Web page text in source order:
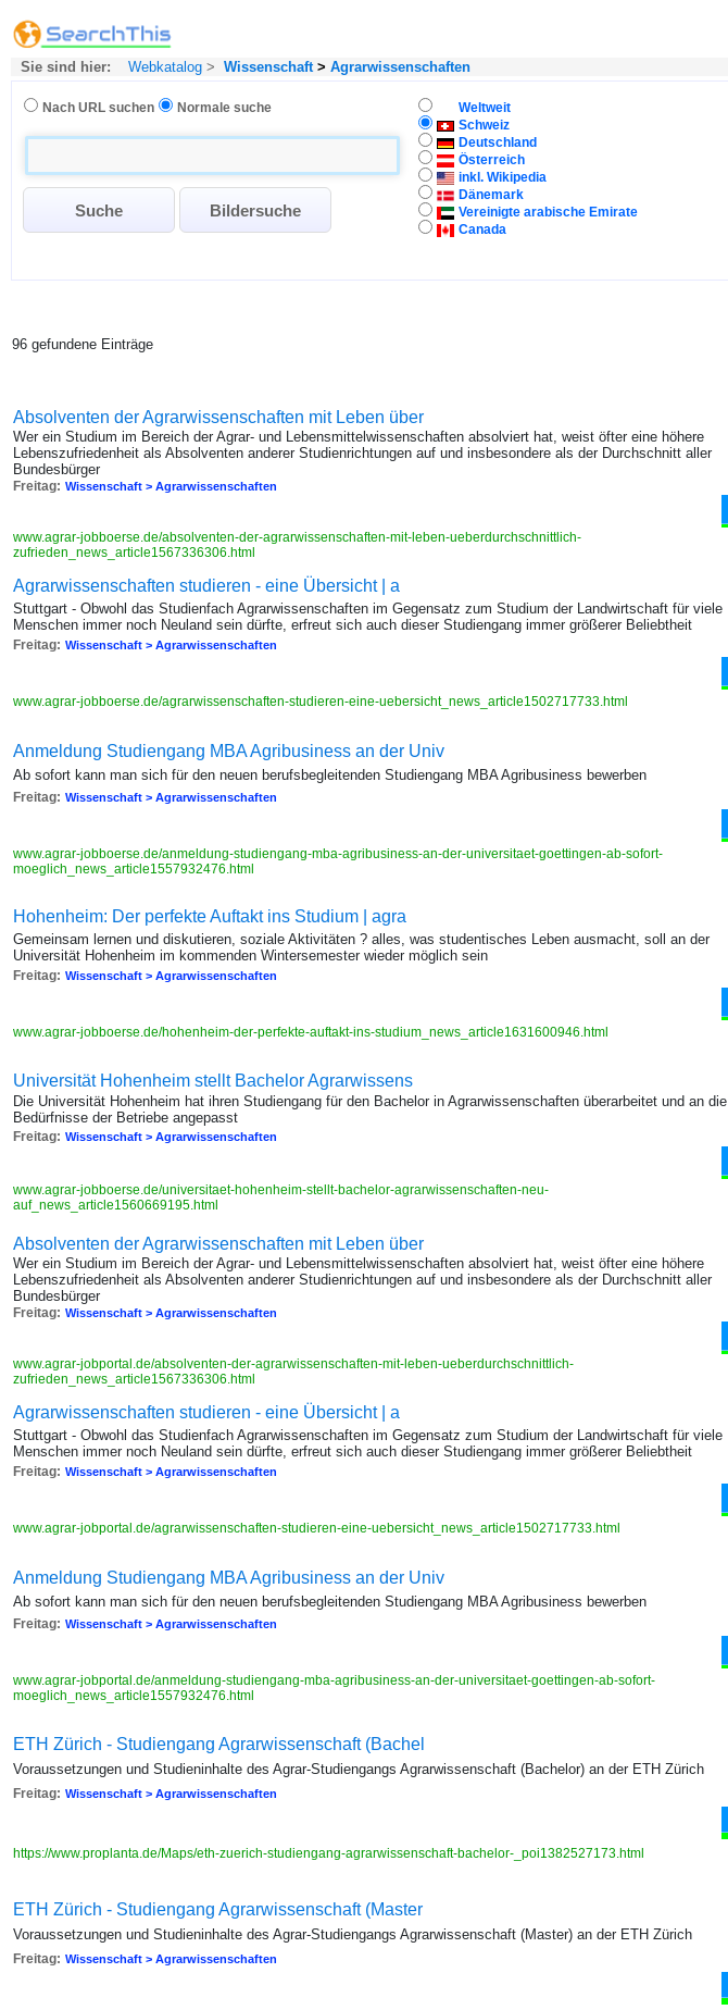
Sie sind hier: Webkatalog > Wissenschaft> Agrarwissenschaften
Nach URL suchen Normale suche
Weltweit
Schweiz
Deutschland
Österreich
inkl. Wikipedia
Dänemark
Vereinigte arabische Emirate
Canada
96 gefundene Einträge
Absolventen der Agrarwissenschaften mit Leben über
Wer ein Studium im Bereich der Agrar- und Lebensmittelwissenschaften absolviert hat, weist öfter eine höhere
Lebenszufriedenheit als Absolventen anderer Studienrichtungen auf und insbesondere als der Durchschnitt aller
Bundesbürger
Freitag: Wissenschaft > Agrarwissenschaften
www.agrar-jobboerse.de/absolventen-der-agrarwissenschaften-mit-leben-ueberdurchschnittlich-
zufrieden_news_article1567336306.html
Agrarwissenschaften studieren - eine Übersicht | a
Stuttgart - Obwohl das Studienfach Agrarwissenschaften im Gegensatz zum Studium der Landwirtschaft für viele
Menschen immer noch Neuland sein dürfte, erfreut sich auch dieser Studiengang immer größerer Beliebtheit
Freitag: Wissenschaft > Agrarwissenschaften
www.agrar-jobboerse.de/agrarwissenschaften-studieren-eine-uebersicht_news_article1502717733.html
Anmeldung Studiengang MBA Agribusiness an der Univ
Ab sofort kann man sich für den neuen berufsbegleitenden Studiengang MBA Agribusiness bewerben
Freitag: Wissenschaft > Agrarwissenschaften
www.agrar-jobboerse.de/anmeldung-studiengang-mba-agribusiness-an-der-universitaet-goettingen-ab-sofort-
moeglich_news_article1557932476.html
Hohenheim: Der perfekte Auftakt ins Studium | agra
Gemeinsam lernen und diskutieren, soziale Aktivitäten ? alles, was studentisches Leben ausmacht, soll an der
Universität Hohenheim im kommenden Wintersemester wieder möglich sein
Freitag: Wissenschaft > Agrarwissenschaften
www.agrar-jobboerse.de/hohenheim-der-perfekte-auftakt-ins-studium_news_article1631600946.html
Universität Hohenheim stellt Bachelor Agrarwissens
Die Universität Hohenheim hat ihren Studiengang für den Bachelor in Agrarwissenschaften überarbeitet und an die
Bedürfnisse der Betriebe angepasst
Freitag: Wissenschaft > Agrarwissenschaften
www.agrar-jobboerse.de/universitaet-hohenheim-stellt-bachelor-agrarwissenschaften-neu-
auf_news_article1560669195.html
Absolventen der Agrarwissenschaften mit Leben über
Wer ein Studium im Bereich der Agrar- und Lebensmittelwissenschaften absolviert hat, weist öfter eine höhere
Lebenszufriedenheit als Absolventen anderer Studienrichtungen auf und insbesondere als der Durchschnitt aller
Bundesbürger
Freitag: Wissenschaft > Agrarwissenschaften
www.agrar-jobportal.de/absolventen-der-agrarwissenschaften-mit-leben-ueberdurchschnittlich-
zufrieden_news_article1567336306.html
Agrarwissenschaften studieren - eine Übersicht | a
Stuttgart - Obwohl das Studienfach Agrarwissenschaften im Gegensatz zum Studium der Landwirtschaft für viele
Menschen immer noch Neuland sein dürfte, erfreut sich auch dieser Studiengang immer größerer Beliebtheit
Freitag: Wissenschaft > Agrarwissenschaften
www.agrar-jobportal.de/agrarwissenschaften-studieren-eine-uebersicht_news_article1502717733.html
Anmeldung Studiengang MBA Agribusiness an der Univ
Ab sofort kann man sich für den neuen berufsbegleitenden Studiengang MBA Agribusiness bewerben
Freitag: Wissenschaft > Agrarwissenschaften
www.agrar-jobportal.de/anmeldung-studiengang-mba-agribusiness-an-der-universitaet-goettingen-ab-sofort-
moeglich_news_article1557932476.html
ETH Zürich - Studiengang Agrarwissenschaft (Bachel
Voraussetzungen und Studieninhalte des Agrar-Studiengangs Agrarwissenschaft (Bachelor) an der ETH Zürich
Freitag: Wissenschaft > Agrarwissenschaften
https://www.proplanta.de/Maps/eth-zuerich-studiengang-agrarwissenschaft-bachelor-_poi1382527173.html
ETH Zürich - Studiengang Agrarwissenschaft (Master
Voraussetzungen und Studieninhalte des Agrar-Studiengangs Agrarwissenschaft (Master) an der ETH Zürich
Freitag: Wissenschaft > Agrarwissenschaften